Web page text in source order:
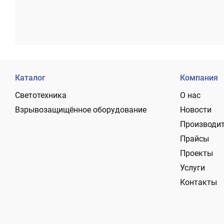
Каталог
Светотехника
Взрывозащищённое оборудование
Компания
О нас
Новости
Прайсы
Проекты
Услуги
Контакты